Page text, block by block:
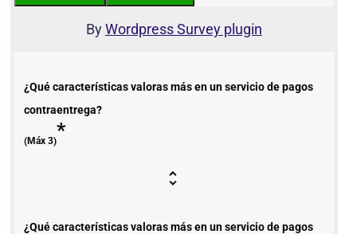
ByWordpress Survey plugin
¿Qué características valoras más en un servicio de pagos
contraentrega?
(Máx 3)*
¿Qué características valoras más en un servicio de pagos